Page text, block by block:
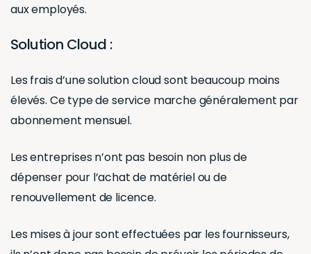
aux employés.
Solution Cloud :
Les frais d’une solution cloud sont beaucoup moins
élevés. Ce type de service marche généralement par
abonnement mensuel.
Les entreprises n’ont pas besoin non plus de
dépenser pour l’achat de matériel ou de
renouvellement de licence.
Les mises à jour sont effectuées par les fournisseurs,